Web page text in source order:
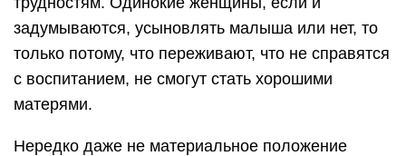
задумываются, усыновлять малыша или нет, то
только потому, что переживают, что не справятся
с воспитанием, не смогут стать хорошими
матерями.
Нередко даже не материальное положение